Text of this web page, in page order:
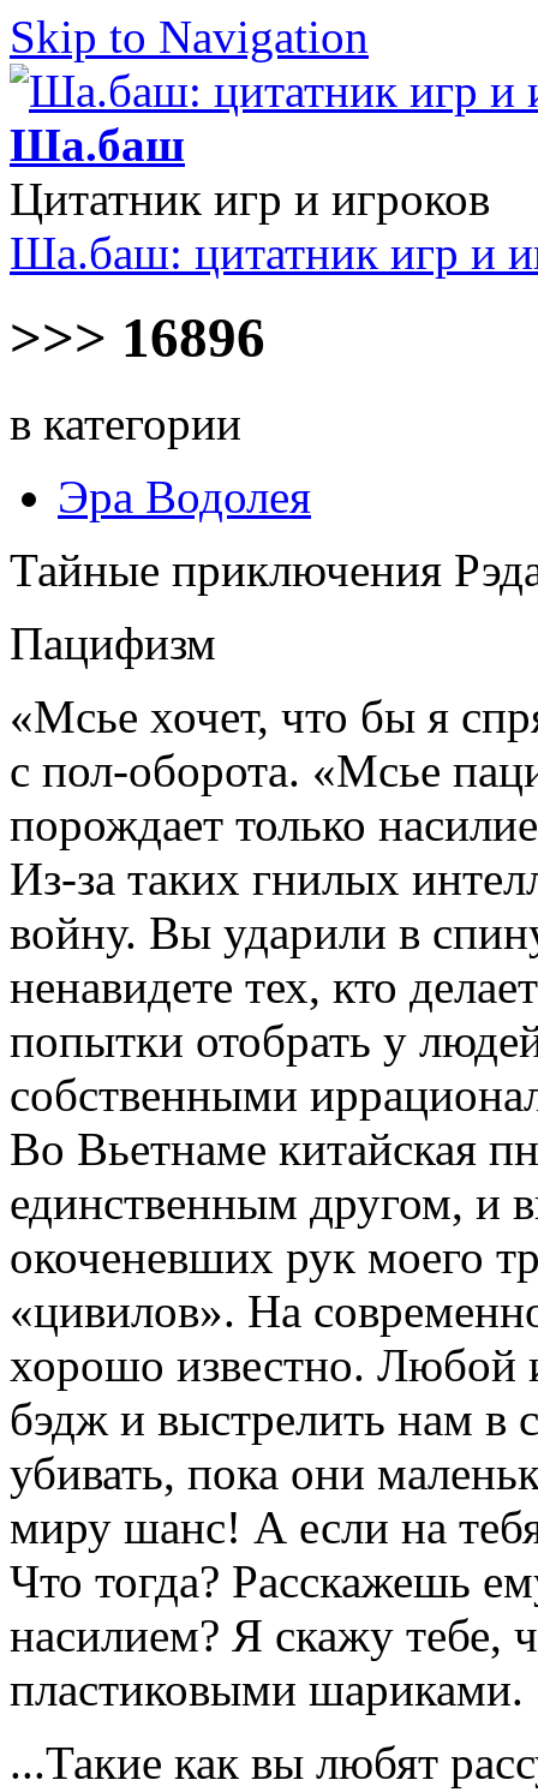
Skip to Navigation
Ша.баш
Цитатник игр и игроков
Ша.баш: цитатник игр и
>>> 16896
в категории
Эра Водолея
Тайные приключения
Пацифизм
«Мсье хочет, что бы я
с пол-оборота. «Мсье
порождает только
Из-за таких гнилых
войну. Вы ударили в
ненавидете тех, кто
попытки отобрать у
собственными
Во Вьетнаме китайская
единственным другом, и
окоченевших рук моего
«цивилов». На
хорошо известно. Любой
бэдж и выстрелить нам в
убивать, пока они
миру шанс! А если на
Что тогда? Расскажешь
насилием? Я скажу тебе,
пластиковыми шариками.
...Такие как вы любят